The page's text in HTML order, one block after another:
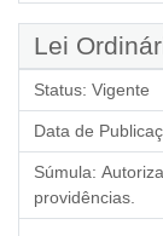
Lei
Status: Vigente
Data de
Súmula:
providências.